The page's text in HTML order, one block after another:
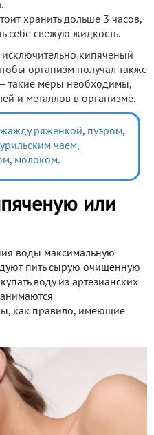
хранить дольше 3 часов,
себе свежую жидкость.
исключительно кипяченый
организм получал также
такие меры необходимы,
и металлов в организме.
жажду ряженкой, пуэром,
чаем,
, молоком.
или
воды максимальную
пить сырую очищенную
воду из артезианских
как правило, имеющие